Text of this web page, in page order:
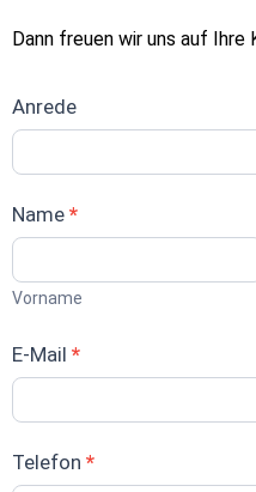
Dann freuen wir uns auf Ihre
Bewerbung
Techniker
SHK
Anrede
Name *
Vorname
E-Mail *
Telefon *